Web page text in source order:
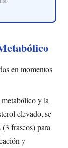
en momentos
metabólico y la
elevado, se
frascos) para
y